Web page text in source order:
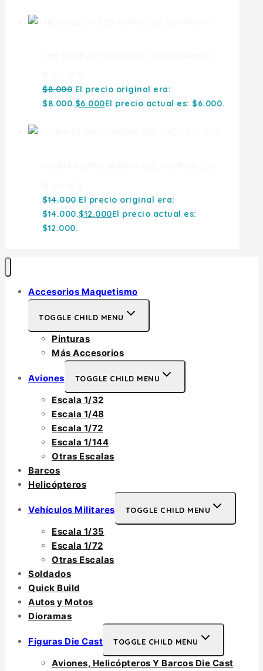
$8.000 El precio original era:
$8.000.$6.000El precio actual es: $6.000.
$14.000 El precio original era:
$14.000.$12.000El precio actual es:
$12.000.
Accesorios Maquetismo
TOGGLE CHILD MENU
Pinturas
Más Accesorios
Aviones TOGGLE CHILD MENU
Escala 1/32
Escala 1/48
Escala 1/72
Escala 1/144
Otras Escalas
Barcos
Helicópteros
Vehículos Militares TOGGLE CHILD MENU
Escala 1/35
Escala 1/72
Otras Escalas
Soldados
Quick Build
Autos y Motos
Dioramas
Figuras Die Cast TOGGLE CHILD MENU
Aviones, Helicópteros Y Barcos Die Cast